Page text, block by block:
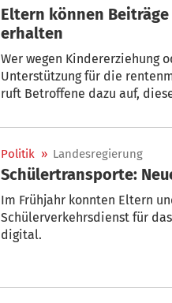
Eltern können
erhalten
Wer wegen Kindererziehung
Unterstützung für die
ruft Betroffene dazu auf,
Politik » Landesregierung
Schülertransporte:
Im Frühjahr konnten Eltern
Schülerverkehrsdienst für
digital.